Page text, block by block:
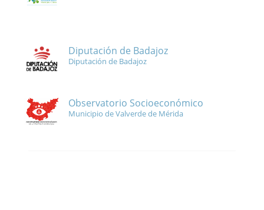
Diputación de Badajoz
Diputación de Badajoz
Observatorio Socioeconómico
Municipio de Valverde de Mérida